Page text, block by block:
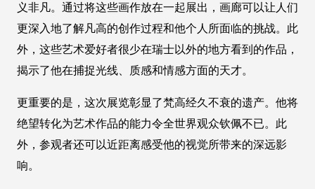
义非凡。通过将这些画作放在一起展出，画廊可以让人们
更深入地了解凡高的创作过程和他个人所面临的挑战。此
外，这些艺术爱好者很少在瑞士以外的地方看到的作品，
揭示了他在捕捉光线、质感和情感方面的天才。
更重要的是，这次展览彰显了梵高经久不衰的遗产。他将
绝望转化为艺术作品的能力令全世界观众钦佩不已。此
外，参观者还可以近距离感受他的视觉所带来的深远影
响。